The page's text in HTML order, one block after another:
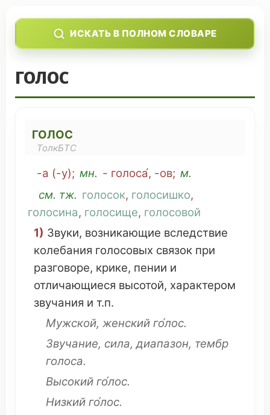
ИСКАТЬ В ПОЛНОМ СЛОВАРЕ
ГОЛОС
ГОЛОС
ТолкБТС
-а (-у); мн. - голоса́, -ов; м.
см. тж. голосок, голосишко,
голосина, голосище, голосовой
1) Звуки, возникающие вследствие
колебания голосовых связок при
разговоре, крике, пении и
отличающиеся высотой, характером
звучания и т.п.
Мужской, женский го́лос.
Звучание, сила,диапазон, тембр
голоса.
Высокий го́лос.
Низкий го́лос.